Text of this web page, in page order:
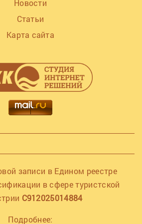
Новости
Статьи
Карта сайта
записи в Едином реестре
в сфере туристской
С912025014884
Подробнее: